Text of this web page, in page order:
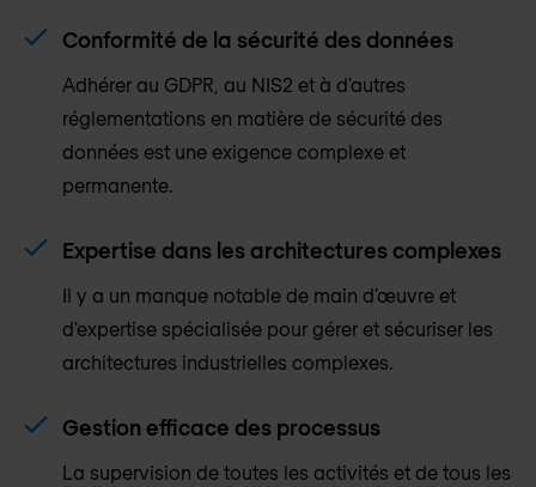
Conformité de la sécurité des données
Adhérer au GDPR, au NIS2 et à d'autres
réglementations en matière de sécurité des
données est une exigence complexe et
permanente.
Expertise dans les architectures complexes
Il y a un manque notable de main d'œuvre et
d'expertise spécialisée pour gérer et sécuriser les
architectures industrielles complexes.
Gestion efficace des processus
La supervision de toutes les activités et de tous les